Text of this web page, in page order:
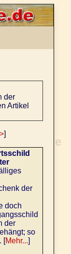
der
Artikel
]
der
doch
der
so
[Mehr...]